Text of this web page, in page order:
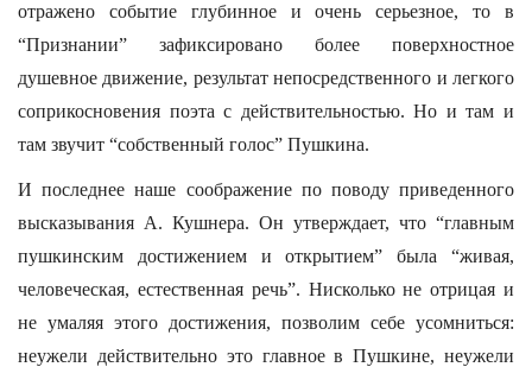
отражено событие глубинное и очень серьезное, то в
“Признании” зафиксировано более поверхностное
душевное движение, результат непосредственного и легкого
соприкосновения поэта с действительностью. Но и там и
там звучит “собственный голос” Пушкина.
И последнее наше соображение по поводу приведенного
высказывания А. Кушнера. Он утверждает, что “главным
пушкинским достижением и открытием” была “живая,
человеческая, естественная речь”. Нисколько не отрицая и
не умаляя этого достижения, позволим себе усомниться:
неужели действительно это главное в Пушкине, неужели